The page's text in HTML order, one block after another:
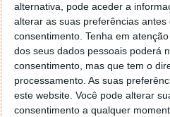
alternativa, pode aceder a
alterar as suas preferências
consentimento. Tenha em
dos seus dados pessoais poderá
consentimento, mas que tem o
processamento. As suas
este website. Você pode alterar
consentimento a qualquer
Vítor M.
7 de
@Rui
Tens de encontrar o que
janela iniciar e no topo
rato faz propriedades.
clica no botão
geral a opção para